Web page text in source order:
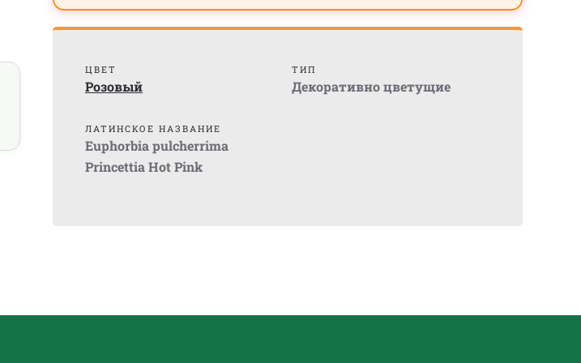
ЦВЕТ
Розовый
ТИП
Декоративно цветущие
ЛАТИНСКОЕ НАЗВАНИЕ
Euphorbia pulcherrima
Princettia Hot Pink